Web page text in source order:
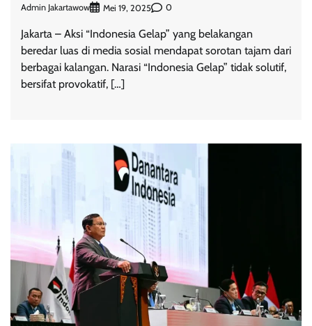
Admin Jakartawow Mei 19, 2025 0
Jakarta – Aksi “Indonesia Gelap” yang belakangan
beredar luas di media sosial mendapat sorotan tajam dari
berbagai kalangan. Narasi “Indonesia Gelap” tidak solutif,
bersifat provokatif, […]